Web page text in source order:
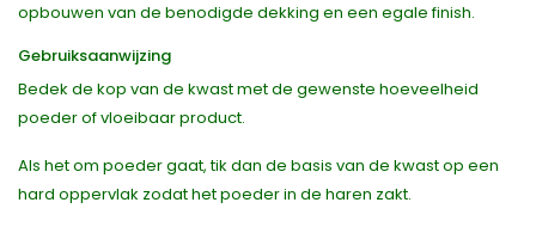
opbouwen van de benodigde dekking en een egale finish.
Gebruiksaanwijzing
Bedek de kop van de kwast met de gewenste hoeveelheid
poeder of vloeibaar product.
Als het om poeder gaat, tik dan de basis van de kwast op een
hard oppervlak zodat het poeder in de haren zakt.